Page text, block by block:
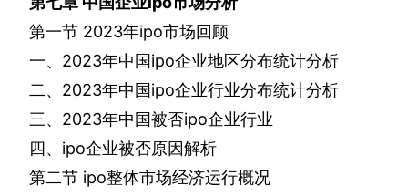
第一节 2023年ipo市场回顾
一、 2023年中国ipo企业地区分布统计分析
二、 2023年中国ipo企业行业分布统计分析
三、 2023年中国被否ipo企业行业
四、 ipo企业被否原因解析
第二节 ipo整体市场经济运行概况